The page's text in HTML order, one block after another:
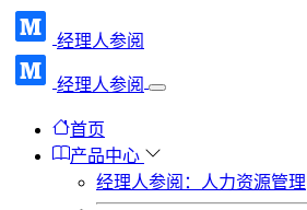
经理人参阅
经理人参阅
首页
产品中心
经理人参阅：人力资源管理